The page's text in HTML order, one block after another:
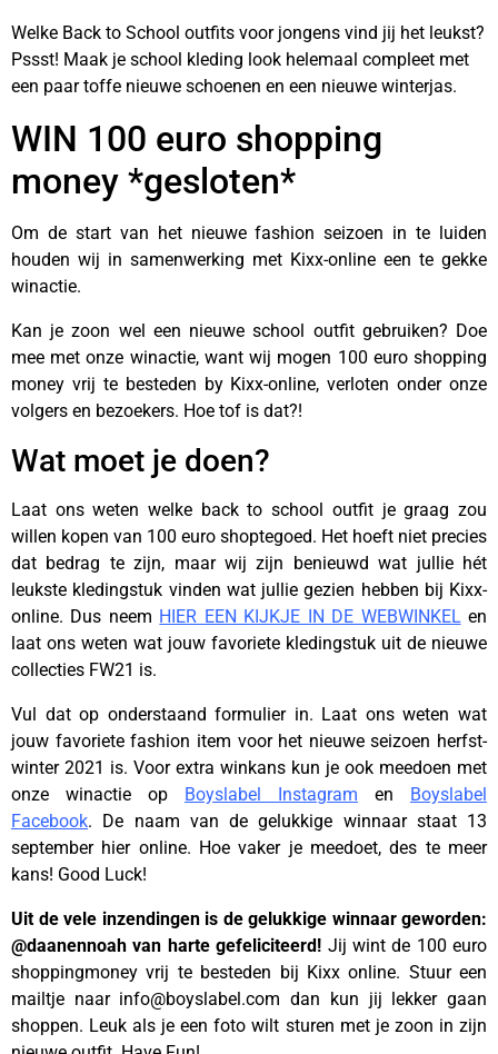
Welke Back to School outfits voor jongens vind jij het leukst?
Pssst! Maak je school kleding look helemaal compleet met
een paar toffe nieuwe schoenen en een nieuwe winterjas.
WIN 100 euro shopping
money *gesloten*
Om de start van het nieuwe fashion seizoen in te luiden
houden wij in samenwerking met Kixx-online een te gekke
winactie.
Kan je zoon wel een nieuwe school outfit gebruiken? Doe
mee met onze winactie, want wij mogen 100 euro shopping
money vrij te besteden by Kixx-online, verloten onder onze
volgers en bezoekers. Hoe tof is dat?!
Wat moet je doen?
Laat ons weten welke back to school outfit je graag zou
willen kopen van 100 euro shoptegoed. Het hoeft niet precies
dat bedrag te zijn, maar wij zijn benieuwd wat jullie hét
leukste kledingstuk vinden wat jullie gezien hebben bij Kixx-
online. Dus neem HIER EEN KIJKJE IN DE WEBWINKELen
laat ons weten wat jouw favoriete kledingstuk uit de nieuwe
collecties FW21 is.
Vul dat op onderstaand formulier in. Laat ons weten wat
jouw favoriete fashion item voor het nieuwe seizoen herfst-
winter 2021 is. Voor extra winkans kun je ook meedoen met
onze winactie op Boyslabel Instagram en Boyslabel
Facebook. De naam van de gelukkige winnaar staat 13
september hier online. Hoe vaker je meedoet, des te meer
kans! Good Luck!
Uit de vele inzendingen is de gelukkige winnaar geworden:
@daanennoah van harte gefeliciteerd! Jij wint de 100 euro
shoppingmoney vrij te besteden bij Kixx online. Stuur een
mailtje naar info@boyslabel.com dan kun jij lekker gaan
shoppen. Leuk als je een foto wilt sturen met je zoon in zijn